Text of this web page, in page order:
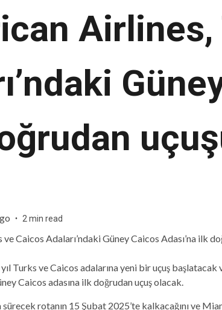
2 min read
Turks ve Caicos adalarına yeni bir uçuş başlatacak
Caicos adasına ilk doğrudan uçuş olacak.
rotanın 15 Şubat 2025’te kalkacağını ve